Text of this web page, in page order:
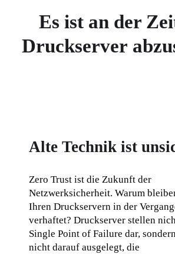
Es ist an der
Druckserver
Alte Technik ist
Zero Trust ist die Zukunft der
Netzwerksicherheit. Warum
Ihren Druckservern in der
verhaftet? Druckserver stellen
Single Point of Failure dar,
nicht darauf ausgelegt, die